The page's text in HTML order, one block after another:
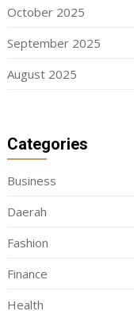
October 2025
September 2025
August 2025
Categories
Business
Daerah
Fashion
Finance
Health